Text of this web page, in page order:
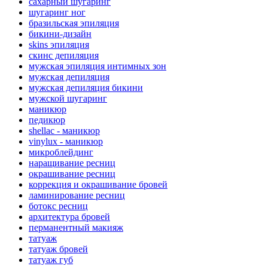
шугаринг ног
бразильская эпиляция
бикини-дизайн
skins эпиляция
cкинс депиляция
мужская эпиляция интимных зон
мужская депиляция
мужская депиляция бикини
мужской шугаринг
маникюр
педикюр
shellac - маникюр
vinylux - маникюр
микроблейдинг
наращивание ресниц
окрашивание ресниц
коррекция и окрашивание бровей
ламинирование ресниц
ботокс ресниц
архитектура бровей
перманентный макияж
татуаж
татуаж бровей
татуаж губ